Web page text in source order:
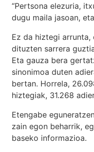
“Pertsona elezuria,
dugu maila jasoan, eta
Ez da hiztegi
dituzten sarrera
Eta gauza bera
sinonimoa duten
bertan. Horrela,
hiztegiak, 31.268
Etengabe
zain egon beharrik,
baseko informazioa.